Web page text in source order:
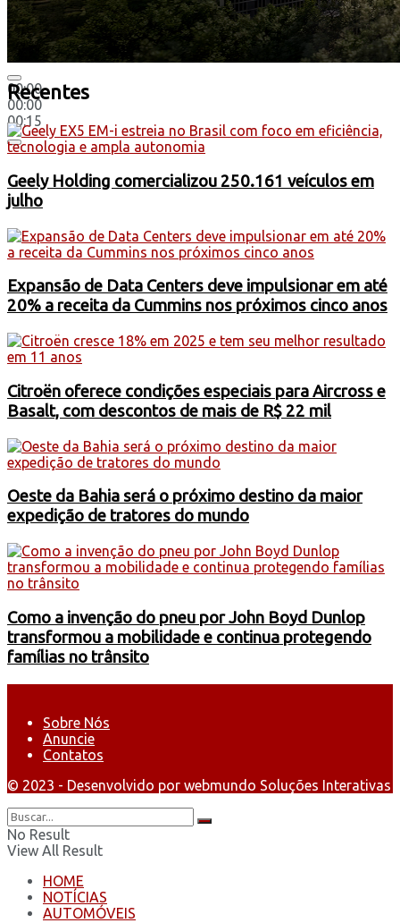
00:00
00:00
00:15
Recentes
Geely Holding comercializou 250.161 veículos em
julho
Expansão de Data Centers deve impulsionar em até
20% a receita da Cummins nos próximos cinco anos
Citroën oferece condições especiais para Aircross e
Basalt, com descontos de mais de R$ 22 mil
Oeste da Bahia será o próximo destino da maior
expedição de tratores do mundo
Como a invenção do pneu por John Boyd Dunlop
transformou a mobilidade e continua protegendo
famílias no trânsito
Sobre Nós
Anuncie
Contatos
© 2023 - Desenvolvido por webmundo Soluções Interativas
No Result
View All Result
HOME
NOTÍCIAS
AUTOMÓVEIS